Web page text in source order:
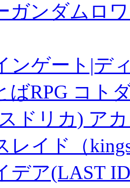
ガンダムロ
ンゲート|デ
ばRPG コト
ドリカ) ア
レイド（
デア(LAST